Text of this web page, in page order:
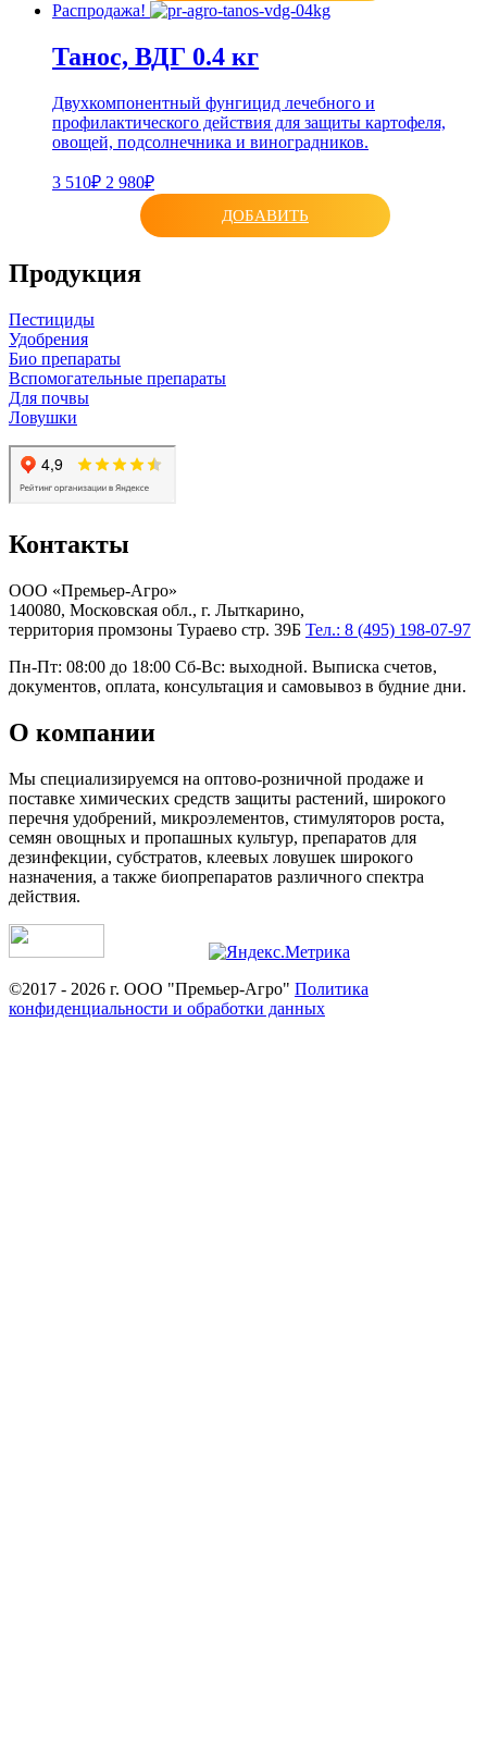
Распродажа!
Танос, ВДГ 0.4 кг
Двухкомпонентный фунгицид лечебного и
профилактического действия для защиты картофеля,
овощей, подсолнечника и виноградников.
3 510₽ 2 980₽
ДОБАВИТЬ
Продукция
Пестициды
Удобрения
Био препараты
Вспомогательные препараты
Для почвы
Ловушки
Контакты
ООО «Премьер-Агро»
140080, Московская обл., г. Лыткарино,
территория промзоны Тураево стр. 39Б Тел.: 8 (495) 198-07-97
Пн-Пт: 08:00 до 18:00 Сб-Вс: выходной. Выписка счетов,
документов, оплата, консультация и самовывоз в будние дни.
О компании
Мы специализируемся на оптово-розничной продаже и
поставке химических средств защиты растений, широкого
перечня удобрений, микроэлементов, стимуляторов роста,
семян овощных и пропашных культур, препаратов для
дезинфекции, субстратов, клеевых ловушек широкого
назначения, а также биопрепаратов различного спектра
действия.
©2017 - 2026 г. ООО "Премьер-Агро" Политика
конфиденциальности и обработки данных